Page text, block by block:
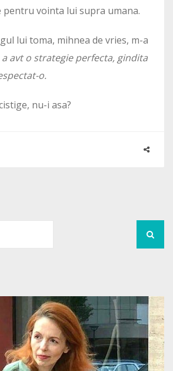
vointa lui supra umana.
lui toma, mihnea de vries, m-a
a avt o strategie perfecta, gindita
o.
nu-i asa?